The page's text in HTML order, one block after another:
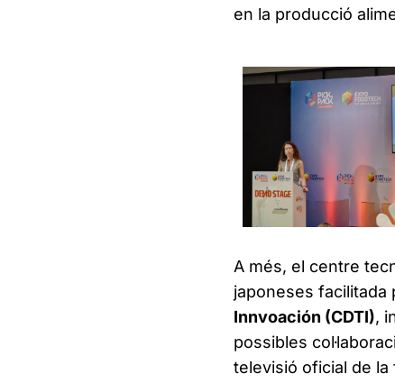
en la producció
A més, el centre
japoneses facilitada
Innvoación (CDTI),
possibles
televisió oficial de la